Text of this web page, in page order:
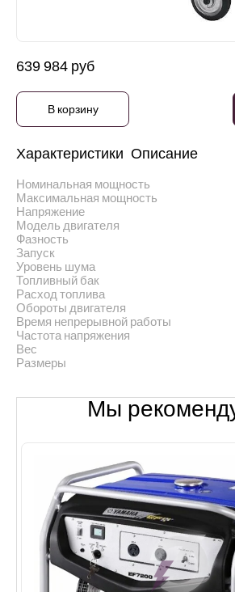
639 984 руб
В корзину
Характеристики Описание
Номинальная мощность
Максимальная мощность
Напряжение
Модель двигателя
Фазность
Запуск
Уровень шума
Топливный бак
Расход топлива
Обороты двигателя
Время непрерывной работы
Частота напряжения
Вес
Размеры
Мы